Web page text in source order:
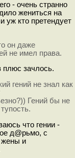
- очень странно
жениться на
уж кто претендует
он даже
не имел права.
плюс зачлось.
гений не знал как
Гений бы не
что гении -
д@рьмо, с
жены и